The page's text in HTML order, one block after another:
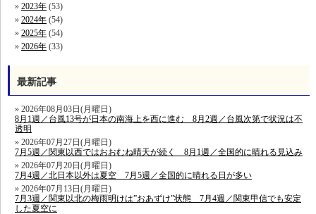
2023年 (53)
2024年 (54)
2025年 (54)
2026年 (33)
最新記事
2026年08月03日(月曜日)
8月1週／台風13号が日本の南海上を西に進む 8月2週／台風次第で状況は不
透明
2026年07月27日(月曜日)
7月5週／関東以西ではおおむね晴天が続く 8月1週／全国的に晴れる見込み
2026年07月20日(月曜日)
7月4週／北日本以外は夏空 7月5週／全国的に晴れる日が多い
2026年07月13日(月曜日)
7月3週／関東以北の梅雨明けは”おあずけ”状態 7月4週／関東甲信でも安定
した夏空に